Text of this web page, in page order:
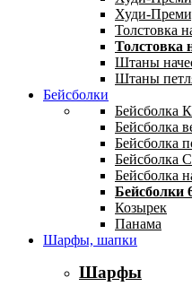
Худи-
Толстовка
Толстовка
Штаны
Штаны
Бейсболки
Бейсболка
Бейсболка
Бейсболка
Бейсболка
Бейсболка
Бейсболки
Козырек
Панама
Шарфы, шапки
Шарфы